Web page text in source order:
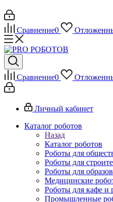
Сравнение0
Сравнение0
Личный кабинет
Каталог роботов
Назад
Каталог роботов
Роботы для
Роботы для
Роботы для
Медицинские
Роботы для кафе и
Промышленные